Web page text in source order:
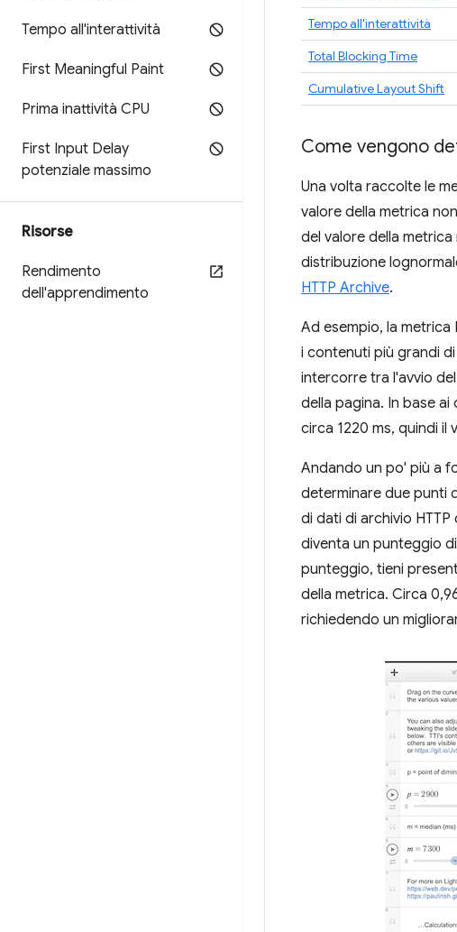
Tempo all'interattività
First Meaningful Paint
Prima inattività CPU
First Input Delay
potenziale massimo
Risorse
Rendimento
dell'apprendimento
Tempo all'interattività
Total Blocking Time
Cumulative Layout Shift
Come vengono
Una volta raccolte le
valore della metrica
del valore della
distribuzione
HTTP Archive.
Ad esempio, la
i contenuti più grandi
intercorre tra l'avvio
della pagina. In base ai
circa 1220 ms, quindi il
Andando un po' più a
determinare due punti
di dati di archivio
diventa un punteggio
punteggio, tieni
della metrica. Circa
richiedendo un